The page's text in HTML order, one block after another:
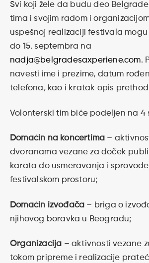
Svi koji žele da budu deo
tima i svojim radom i
uspešnoj realizaciji festivala
do 15. septembra na
nadja@belgradesaxperiene.com.
navesti ime i prezime, datum
telefona, kao i kratak opis
Volonterski tim biće podeljen na 4
Domaćin na koncertima –
dvoranama vezane za doček
karata do usmeravanja i
festivalskom prostoru;
Domaćin izvođača – briga o
njihovog boravka u Beogradu;
Organizacija – aktivnosti vezane
tokom pripreme i realizacije